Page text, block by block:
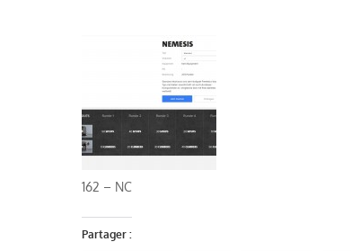
162 – NC
Partager :